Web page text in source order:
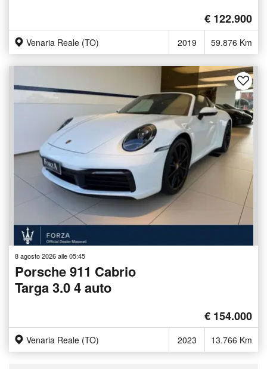
€ 122.900
Venaria Reale (TO) 2019 59.876 Km
8 agosto 2026 alle 05:45
Porsche 911 Cabrio
Targa 3.0 4 auto
€ 154.000
Venaria Reale (TO) 2023 13.766 Km